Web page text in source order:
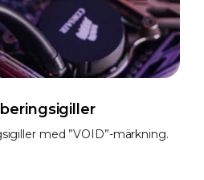
med ”VOID”-märkning.